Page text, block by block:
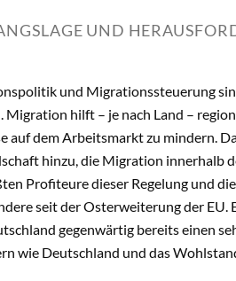
UND
und Migrationssteuerung
Migration hilft – je nach Land –
auf dem Arbeitsmarkt zu mindern.
hinzu, die Migration innerhalb
Profiteure dieser Regelung und
seit der Osterweiterung der EU.
gegenwärtig bereits einen
wie Deutschland und das